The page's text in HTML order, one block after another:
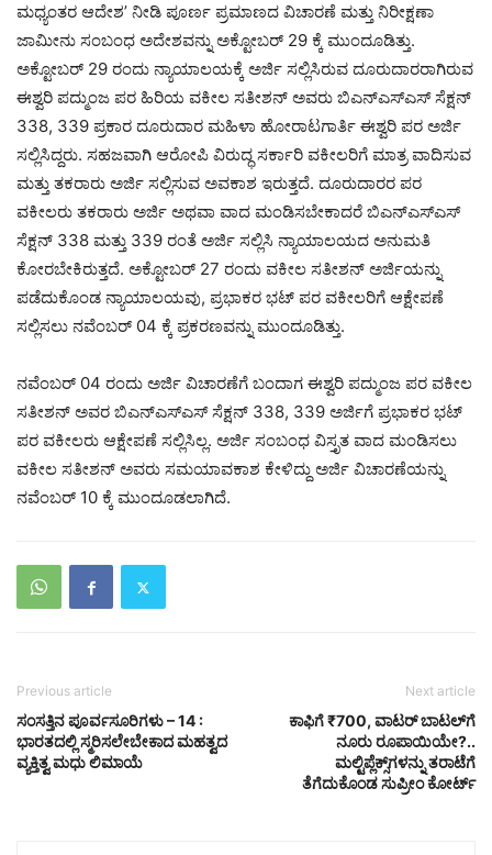
ಮಧ್ಯಂತರ ಆದೇಶ’ ನೀಡಿ ಪೂರ್ಣ ಪ್ರಮಾಣದ ವಿಚಾರಣೆ ಮತ್ತು ನಿರೀಕ್ಷಣಾ
ಜಾಮೀನು ಸಂಬಂಧ ಅದೇಶವನ್ನು ಅಕ್ಟೋಬರ್ 29 ಕ್ಕೆ ಮುಂದೂಡಿತ್ತು.
ಅಕ್ಟೋಬರ್ 29 ರಂದು ನ್ಯಾಯಾಲಯಕ್ಕೆ ಅರ್ಜಿ ಸಲ್ಲಿಸಿರುವ ದೂರುದಾರರಾಗಿರುವ
ಈಶ್ವರಿ ಪದ್ಮುಂಜ ಪರ ಹಿರಿಯ ವಕೀಲ ಸತೀಶನ್ ಅವರು ಬಿಎನ್‌ಎಸ್‌ಎಸ್‌ ಸೆಕ್ಷನ್
338, 339 ಪ್ರಕಾರ ದೂರುದಾರ ಮಹಿಳಾ ಹೋರಾಟಗಾರ್ತಿ ಈಶ್ವರಿ ಪರ ಅರ್ಜಿ
ಸಲ್ಲಿಸಿದ್ದರು. ಸಹಜವಾಗಿ ಆರೋಪಿ ವಿರುದ್ಧ ಸರ್ಕಾರಿ ವಕೀಲರಿಗೆ ಮಾತ್ರ ವಾದಿಸುವ
ಮತ್ತು ತಕರಾರು ಅರ್ಜಿ ಸಲ್ಲಿಸುವ ಅವಕಾಶ ಇರುತ್ತದೆ. ದೂರುದಾರರ ಪರ
ವಕೀಲರು ತಕರಾರು ಅರ್ಜಿ ಅಥವಾ ವಾದ ಮಂಡಿಸಬೇಕಾದರೆ ಬಿಎನ್‌ಎಸ್‌ಎಸ್
ಸೆಕ್ಷನ್ 338 ಮತ್ತು 339 ರಂತೆ ಅರ್ಜಿ ಸಲ್ಲಿಸಿ ನ್ಯಾಯಾಲಯದ ಅನುಮತಿ
ಕೋರಬೇಕಿರುತ್ತದೆ. ಅಕ್ಟೋಬರ್ 27 ರಂದು ವಕೀಲ ಸತೀಶನ್ ಅರ್ಜಿಯನ್ನು
ಪಡೆದುಕೊಂಡ ನ್ಯಾಯಾಲಯವು, ಪ್ರಭಾಕರ ಭಟ್ ಪರ ವಕೀಲರಿಗೆ ಆಕ್ಷೇಪಣೆ
ಸಲ್ಲಿಸಲು ನವೆಂಬರ್ 04 ಕ್ಕೆ ಪ್ರಕರಣವನ್ನು ಮುಂದೂಡಿತ್ತು.
ನವೆಂಬರ್ 04 ರಂದು ಅರ್ಜಿ ವಿಚಾರಣೆಗೆ ಬಂದಾಗ ಈಶ್ವರಿ ಪದ್ಮುಂಜ ಪರ ವಕೀಲ
ಸತೀಶನ್ ಅವರ ಬಿಎನ್‌ಎಸ್‌ಎಸ್‌ ಸೆಕ್ಷನ್ 338, 339 ಅರ್ಜಿಗೆ ಪ್ರಭಾಕರ ಭಟ್
ಪರ ವಕೀಲರು ಆಕ್ಷೇಪಣೆ ಸಲ್ಲಿಸಿಲ್ಲ. ಅರ್ಜಿ ಸಂಬಂಧ ವಿಸ್ತೃತ ವಾದ ಮಂಡಿಸಲು
ವಕೀಲ ಸತೀಶನ್ ಅವರು ಸಮಯಾವಕಾಶ ಕೇಳಿದ್ದು ಅರ್ಜಿ ವಿಚಾರಣೆಯನ್ನು
ನವೆಂಬರ್ 10 ಕ್ಕೆ ಮುಂದೂಡಲಾಗಿದೆ.
Previous article
ಸಂಸತ್ತಿನ ಪೂರ್ವಸೂರಿಗಳು – 14 :
ಭಾರತದಲ್ಲಿ ಸ್ಮರಿಸಲೇಬೇಕಾದ ಮಹತ್ವದ
ವ್ಯಕ್ತಿತ್ವ ಮಧು ಲಿಮಾಯೆ
Next article
ಕಾಫಿಗೆ ₹700, ವಾಟರ್ ಬಾಟಲ್‌ಗೆ
ನೂರು ರೂಪಾಯಿಯೇ?..
ಮಲ್ಟಿಪ್ಲೆಕ್ಸ್‌ಗಳನ್ನು ತರಾಟೆಗೆ
ತೆಗೆದುಕೊಂಡ ಸುಪ್ರೀಂ ಕೋರ್ಟ್